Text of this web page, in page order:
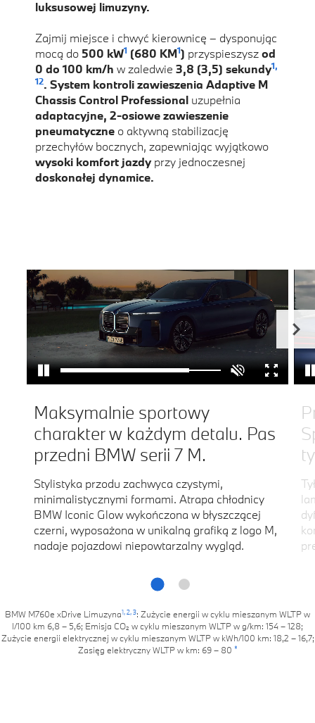
luksusowej limuzyny.
Zajmij miejsce i chwyć kierownicę – dysponując
mocą do 500 kW1 (680 KM1) przyspieszyszod
0 do 100 km/h w zaledwie 3,8 (3,5) sekundy1,
12. System kontroli zawieszenia Adaptive M
Chassis Control Professional uzupełnia
adaptacyjne, 2-osiowe zawieszenie
pneumatyczne o aktywną stabilizację
przechyłów bocznych, zapewniając wyjątkowo
wysoki komfort jazdyprzy jednoczesnej
doskonałej dynamice.
Maksymalnie sportowy
charakter w każdym detalu. Pas
przedni BMW serii 7 M.
Stylistyka przodu zachwyca czystymi,
minimalistycznymi formami. Atrapa chłodnicy
BMW Iconic Glow wykończona w błyszczącej
czerni, wyposażona w unikalną grafiką z logo M,
nadaje pojazdowi niepowtarzalny wygląd.
BMW M760e xDrive Limuzyna1,2,3: Zużycie energii w cyklu mieszanym WLTP w
l/100 km 6,8 – 5,6; Emisja CO₂ w cyklu mieszanym WLTP w g/km: 154 – 128;
Zużycie energii elektrycznej w cyklu mieszanym WLTP w kWh/100 km: 18,2 – 16,7;
Zasięg elektryczny WLTP w km: 69 – 80 *